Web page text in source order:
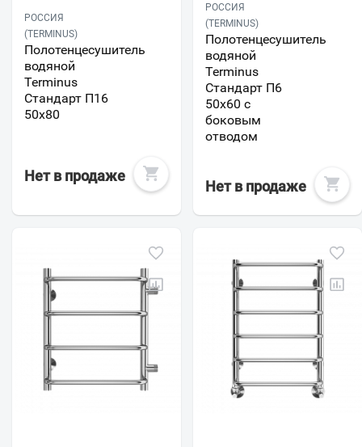
РОССИЯ
(TERMINUS)
Полотенцесушитель
водяной
Terminus
Стандарт П16
50х80
Нет в продаже
РОССИЯ
(TERMINUS)
Полотенцесушитель
водяной
Terminus
Стандарт П6
50х60 с
боковым
отводом
Нет в продаже